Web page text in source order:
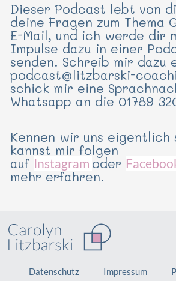
Dieser Podcast lebt von
deine Fragen zum Thema
E-Mail, und ich werde dir
Impulse dazu in einer
senden. Schreib mir dazu
podcast@litzbarski-
schick mir eine
Whatsapp an die 01789
Kennen wir uns eigentlich
kannst mir folgen
auf Instagram oder
mehr erfahren.
Datenschutz Impressum